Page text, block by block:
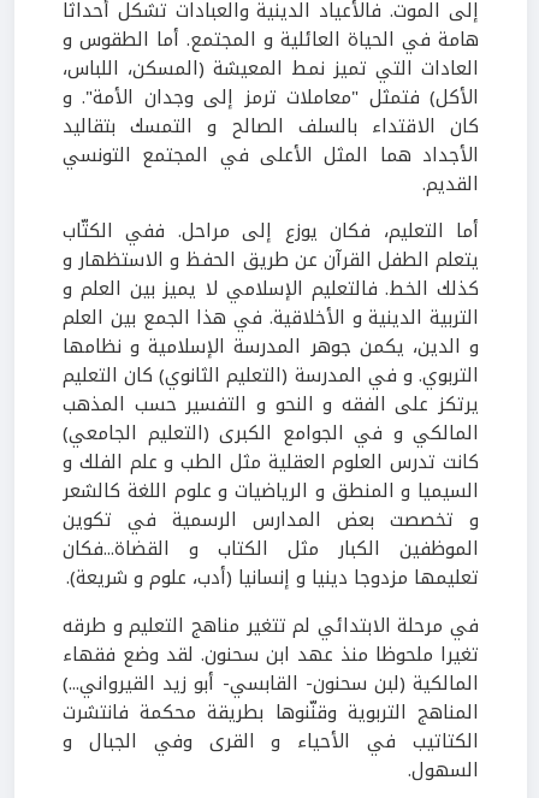
إلى الموت. فالأعياد الدينية والعبادات تشكل أحداثا
هامة في الحياة العائلية و المجتمع. أما الطقوس و
العادات التي تميز نمط المعيشة (المسكن، اللباس،
الأكل) فتمثل "معاملات ترمز إلى وجدان الأمة". و
كان الاقتداء بالسلف الصالح و التمسك بتقاليد
الأجداد هما المثل الأعلى في المجتمع التونسي
القديم.
أما التعليم، فكان يوزع إلى مراحل. ففي الكتّاب
يتعلم الطفل القرآن عن طريق الحفظ و الاستظهار و
كذلك الخط. فالتعليم الإسلامي لا يميز بين العلم و
التربية الدينية و الأخلاقية. في هذا الجمع بين العلم
و الدين، يكمن جوهر المدرسة الإسلامية و نظامها
التربوي. و في المدرسة (التعليم الثانوي) كان التعليم
يرتكز على الفقه و النحو و التفسير حسب المذهب
المالكي و في الجوامع الكبرى (التعليم الجامعي)
كانت تدرس العلوم العقلية مثل الطب و علم الفلك و
السيميا و المنطق و الرياضيات و علوم اللغة كالشعر
و تخصصت بعض المدارس الرسمية في تكوين
الموظفين الكبار مثل الكتاب و القضاة...فكان
تعليمها مزدوجا دينيا و إنسانيا (أدب، علوم و شريعة).
في مرحلة الابتدائي لم تتغير مناهج التعليم و طرقه
تغيرا ملحوظا منذ عهد ابن سحنون. لقد وضع فقهاء
المالكية (لبن سحنون- القابسي- أبو زيد القيرواني...)
المناهج التربوية وقنّنوها بطريقة محكمة فانتشرت
الكتاتيب في الأحياء و القرى وفي الجبال و
السهول.